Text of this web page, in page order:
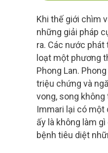
Khi thế giới chìm
những giải pháp
ra. Các nước
loạt một phương
Phong Lan.
triệu chứng và
vong, song
Immari lại có một
ấy là không làm
bệnh tiêu diệt